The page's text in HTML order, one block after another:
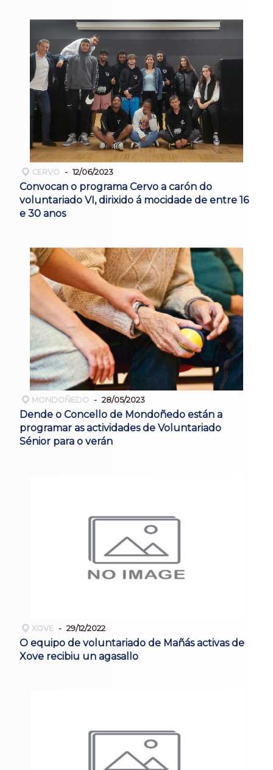
CERVO 12/06/2023
Convocan o programa Cervo a carón do
voluntariado VI, dirixido á mocidade de entre 16
e 30 anos
MONDOÑEDO 28/05/2023
Dende o Concello de Mondoñedo están a
programar as actividades de Voluntariado
Sénior para o verán
XOVE 29/12/2022
O equipo de voluntariado de Mañás activas de
Xove recibiu un agasallo